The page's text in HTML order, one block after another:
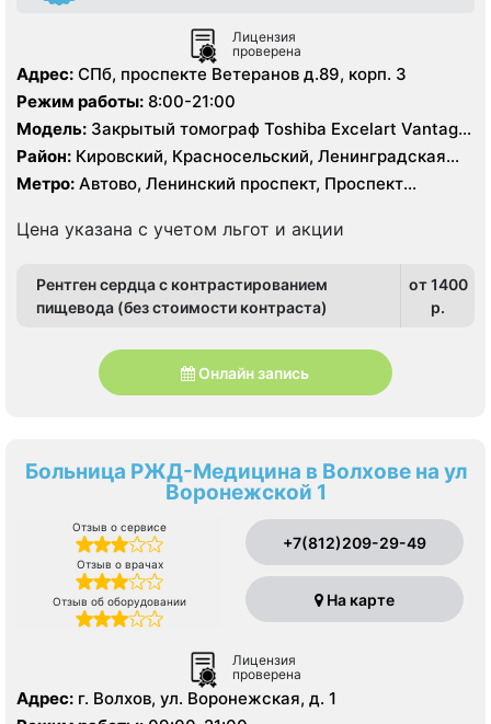
Лицензия
проверена
Адрес: СПб, проспекте Ветеранов д.89, корп. 3
Режим работы: 8:00-21:00
Модель: Закрытый томограф Toshiba Excelart Vantage
1.5 Тесла
Район: Кировский, Красносельский, Ленинградская
область, Московский, Петродворцовый
Метро: Автово, Ленинский проспект, Проспект
Цена указана с учетом льгот и акции
Рентген сердца с контрастированием
пищевода (без стоимости контраста)
от 1400
p.
Онлайн запись
Больница РЖД-Медицина в Волхове на ул
Воронежской 1
Отзыв о сервисе
Отзыв о врачах
Отзыв об оборудовании
+7(812)209-29-49
На карте
Лицензия
проверена
Адрес: г. Волхов, ул. Воронежская, д. 1